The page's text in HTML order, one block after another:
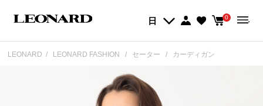
日 0
LEONARD LEONARD FASHION セーター カーディガン